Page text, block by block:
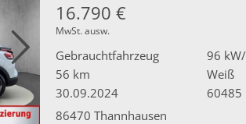
16.790 €
MwSt. ausw.
Gebrauchtfahrzeug
56 km
30.09.2024
96
Weiß
60485
86470 Thannhausen